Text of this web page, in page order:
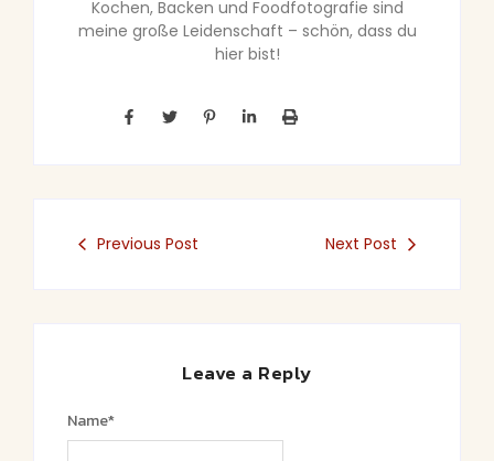
Kochen, Backen und Foodfotografie sind
meine große Leidenschaft – schön, dass du
hier bist!
Previous Post Next Post
Leave a Reply
Name*